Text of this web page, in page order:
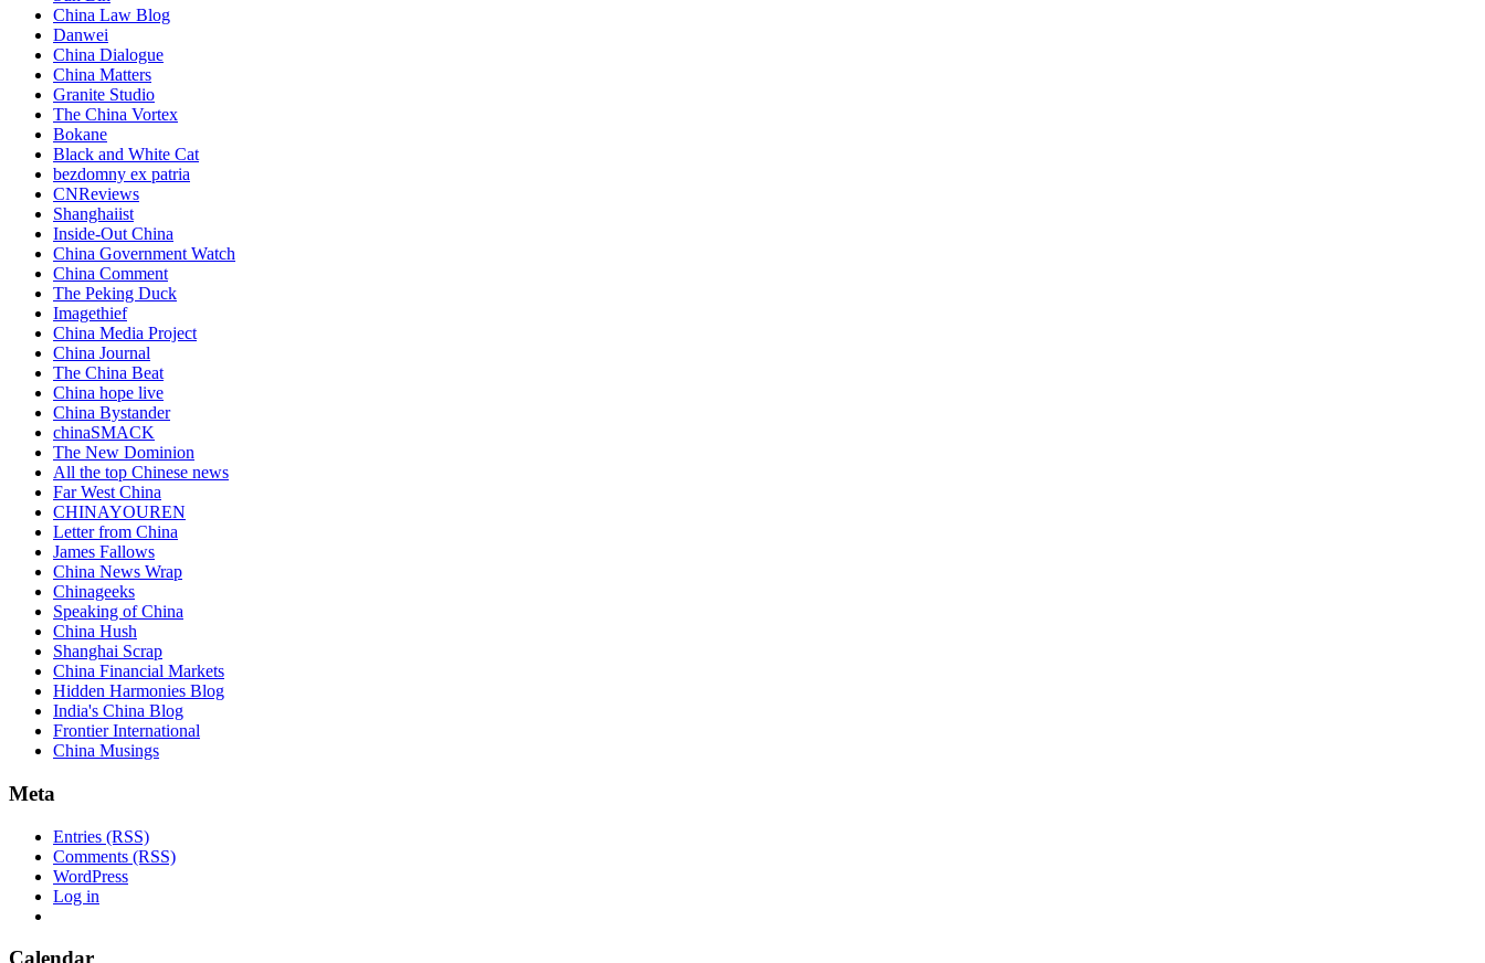
China Law Blog
Danwei
China Dialogue
China Matters
Granite Studio
The China Vortex
Bokane
Black and White Cat
bezdomny ex patria
CNReviews
Shanghaiist
Inside-Out China
China Government Watch
China Comment
The Peking Duck
Imagethief
China Media Project
China Journal
The China Beat
China hope live
China Bystander
chinaSMACK
The New Dominion
All the top Chinese news
Far West China
CHINAYOUREN
Letter from China
James Fallows
China News Wrap
Chinageeks
Speaking of China
China Hush
Shanghai Scrap
China Financial Markets
Hidden Harmonies Blog
India's China Blog
Frontier International
China Musings
Meta
Entries (RSS)
Comments (RSS)
WordPress
Log in